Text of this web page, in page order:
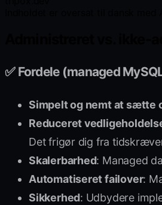
✅ Fordele (managed
Simpelt og nemt at sætte
Reduceret
Det frigør dig fra
Skalerbarhed: Managed
Automatiseret failover:
Sikkerhed: Udbydere